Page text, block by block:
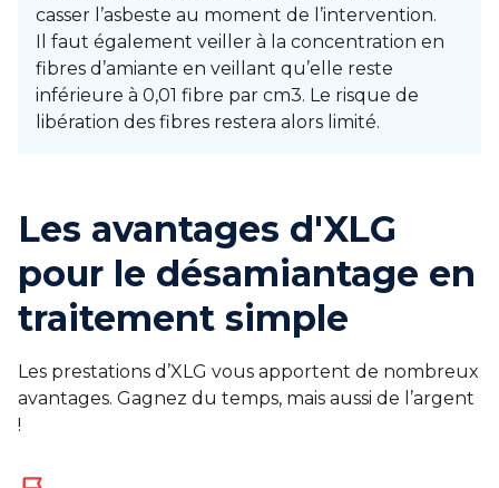
casser l’asbeste au moment de l’intervention.
Il faut également veiller à la concentration en
fibres d’amiante en veillant qu’elle reste
inférieure à 0,01 fibre par cm3. Le risque de
libération des fibres restera alors limité.
Les avantages d'XLG
pour le désamiantage en
traitement simple
Les prestations d’XLG vous apportent de nombreux
avantages. Gagnez du temps, mais aussi de l’argent
!